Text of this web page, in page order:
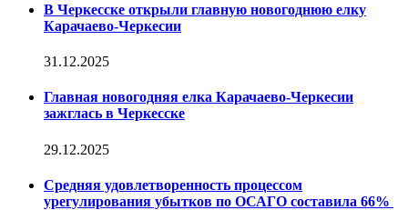
В Черкесске открыли главную новогоднюю елку
Карачаево-Черкесии
31.12.2025
Главная новогодняя елка Карачаево-Черкесии
зажглась в Черкесске
29.12.2025
Средняя удовлетворенность процессом
урегулирования убытков по ОСАГО составила 66%